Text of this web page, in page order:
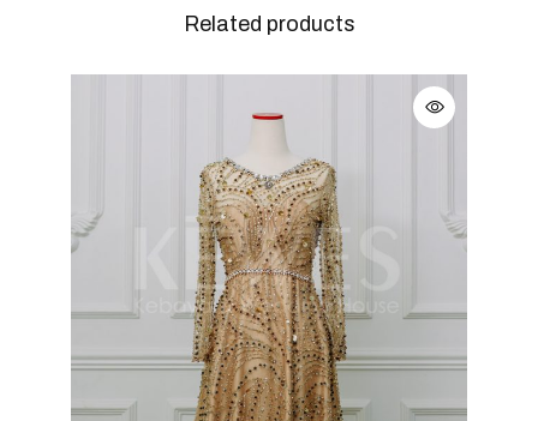
Related products